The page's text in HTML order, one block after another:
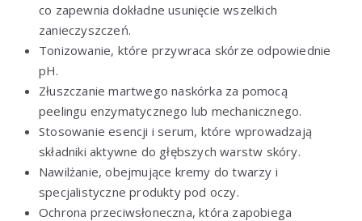
co zapewnia dokładne usunięcie wszelkich
zanieczyszczeń.
Tonizowanie, które przywraca skórze odpowiednie
pH.
Złuszczanie martwego naskórka za pomocą
peelingu enzymatycznego lub mechanicznego.
Stosowanie esencji i serum, które wprowadzają
składniki aktywne do głębszych warstw skóry.
Nawilżanie, obejmujące kremy do twarzy i
specjalistyczne produkty pod oczy.
Ochrona przeciwsłoneczna, która zapobiega